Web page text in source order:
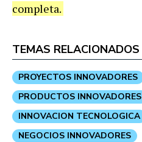
completa.
TEMAS RELACIONADOS
PROYECTOS INNOVADORES
PRODUCTOS INNOVADORES
INNOVACION TECNOLOGICA
NEGOCIOS INNOVADORES